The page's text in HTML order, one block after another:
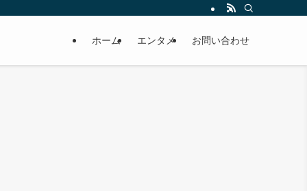
ホーム エンタメ お問い合わせ